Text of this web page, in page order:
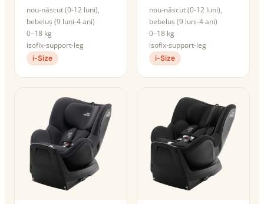
nou-născut (0-12 luni),
bebeluș (9 luni-4 ani)
0–18 kg
isofix-support-leg
i-Size
nou-născut (0-12 luni),
bebeluș (9 luni-4 ani)
0–18 kg
isofix-support-leg
i-Size